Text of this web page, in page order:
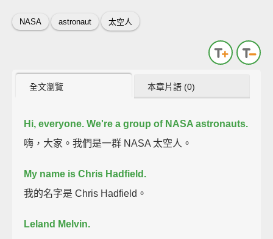
NASA astronaut 太空人
全文瀏覽 本章片語 (0)
Hi, everyone. We're a group of NASA astronauts.
嗨，大家。我們是一群 NASA 太空人。
My name is Chris Hadfield.
我的名字是 Chris Hadfield。
Leland Melvin.